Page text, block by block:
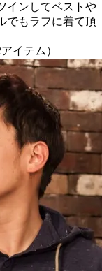
インしてベストや
でもラフに着て頂
アイテム）